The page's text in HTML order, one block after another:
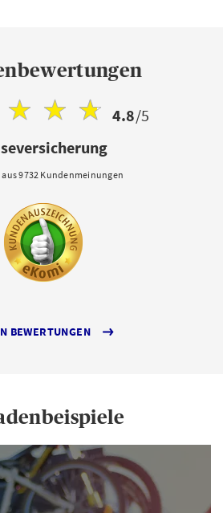
4.8/5
9732 Kundenmeinungen
BEWERTUNGEN